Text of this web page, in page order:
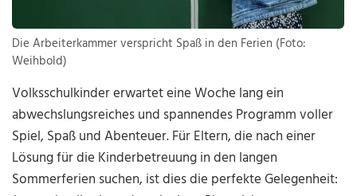
Die Arbeiterkammer verspricht Spaß in den Ferien (Foto:
Weihbold)
Volksschulkinder erwartet eine Woche lang ein
abwechslungsreiches und spannendes Programm voller
Spiel, Spaß und Abenteuer. Für Eltern, die nach einer
Lösung für die Kinderbetreuung in den langen
Sommerferien suchen, ist dies die perfekte Gelegenheit: